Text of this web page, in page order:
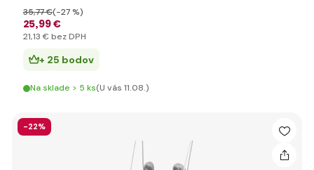
25,99 €
35,77 €(-27 %)
21,13 € bez DPH
+ 25 bodov
Na sklade > 5 ks(U vás 11.08.)
-22%